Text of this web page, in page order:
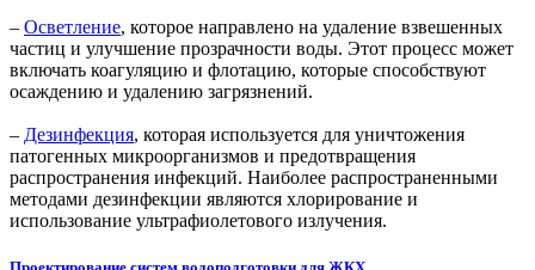
– Осветление, которое направлено на удаление взвешенных
частиц и улучшение прозрачности воды. Этот процесс может
включать коагуляцию и флотацию, которые способствуют
осаждению и удалению загрязнений.
– Дезинфекция, которая используется для уничтожения
патогенных микроорганизмов и предотвращения
распространения инфекций. Наиболее распространенными
методами дезинфекции являются хлорирование и
использование ультрафиолетового излучения.